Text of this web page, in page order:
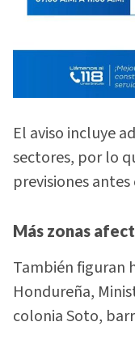
El aviso incluye
sectores, por lo
previsiones
Más zonas
También figuran
Hondureña,
colonia Soto,